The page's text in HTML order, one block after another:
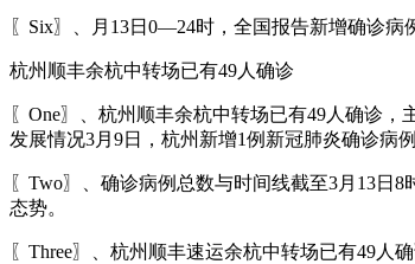
〖Six〗、月13日0—24时，全国报告新增确诊病
杭州顺丰余杭中转场已有49人确诊
〖One〗、杭州顺丰余杭中转场已有49人确诊
发展情况3月9日，杭州新增1例新冠肺炎确诊病
〖Two〗、确诊病例总数与时间线截至3月13日
态势。
〖Three〗、杭州顺丰速运余杭中转场已有49